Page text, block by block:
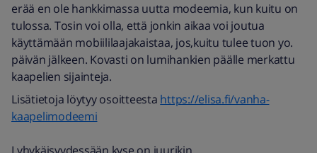
erää en ole hankkimassa uutta modeemia, kun kuitu on
tulossa. Tosin voi olla, että jonkin aikaa voi joutua
käyttämään mobiililaajakaistaa, jos,kuitu tulee tuon yo.
päivän jälkeen. Kovasti on lumihankien päälle merkattu
kaapelien sijainteja.
Lisätietoja löytyy osoitteesta https://elisa.fi/vanha-
kaapelimodeemi